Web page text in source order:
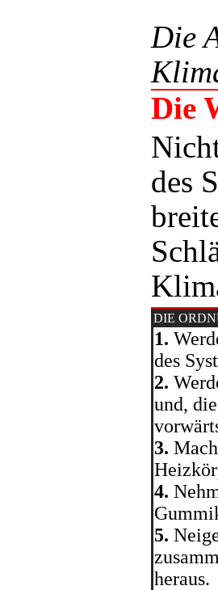
Die
Die
des
DIE
1.
des
2.
und,
3.
4.
5.
heraus.